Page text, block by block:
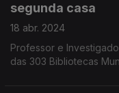
segunda casa
18 abr. 2024
Professor e
das 303 Bibliotecas